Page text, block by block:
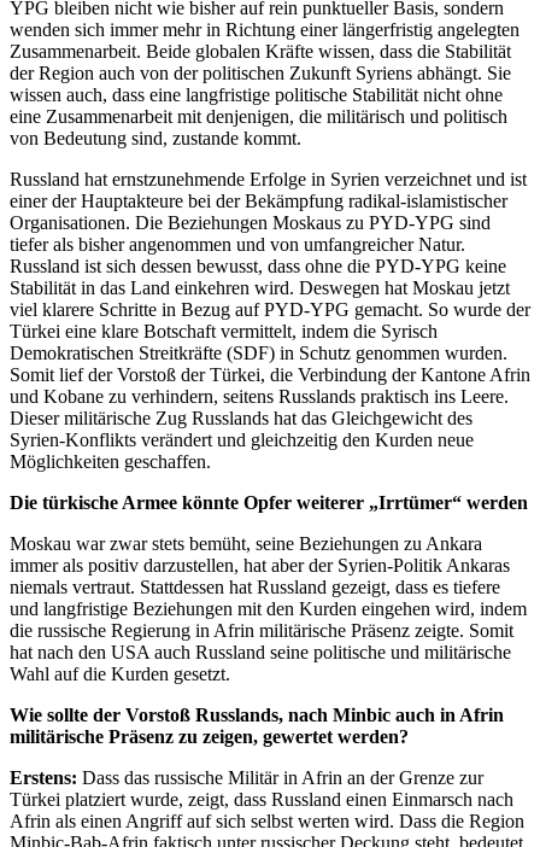
YPG bleiben nicht wie bisher auf rein punktueller Basis, sondern
wenden sich immer mehr in Richtung einer längerfristig angelegten
Zusammenarbeit. Beide globalen Kräfte wissen, dass die Stabilität
der Region auch von der politischen Zukunft Syriens abhängt. Sie
wissen auch, dass eine langfristige politische Stabilität nicht ohne
eine Zusammenarbeit mit denjenigen, die militärisch und politisch
von Bedeutung sind, zustande kommt.
Russland hat ernstzunehmende Erfolge in Syrien verzeichnet und ist
einer der Hauptakteure bei der Bekämpfung radikal-islamistischer
Organisationen. Die Beziehungen Moskaus zu PYD-YPG sind
tiefer als bisher angenommen und von umfangreicher Natur.
Russland ist sich dessen bewusst, dass ohne die PYD-YPG keine
Stabilität in das Land einkehren wird. Deswegen hat Moskau jetzt
viel klarere Schritte in Bezug auf PYD-YPG gemacht. So wurde der
Türkei eine klare Botschaft vermittelt, indem die Syrisch
Demokratischen Streitkräfte (SDF) in Schutz genommen wurden.
Somit lief der Vorstoß der Türkei, die Verbindung der Kantone Afrin
und Kobane zu verhindern, seitens Russlands praktisch ins Leere.
Dieser militärische Zug Russlands hat das Gleichgewicht des
Syrien-Konflikts verändert und gleichzeitig den Kurden neue
Möglichkeiten geschaffen.
Die türkische Armee könnte Opfer weiterer „Irrtümer“ werden
Moskau war zwar stets bemüht, seine Beziehungen zu Ankara
immer als positiv darzustellen, hat aber der Syrien-Politik Ankaras
niemals vertraut. Stattdessen hat Russland gezeigt, dass es tiefere
und langfristige Beziehungen mit den Kurden eingehen wird, indem
die russische Regierung in Afrin militärische Präsenz zeigte. Somit
hat nach den USA auch Russland seine politische und militärische
Wahl auf die Kurden gesetzt.
Wie sollte der Vorstoß Russlands, nach Minbic auch in Afrin
militärische Präsenz zu zeigen, gewertet werden?
Erstens: Dass das russische Militär in Afrin an der Grenze zur
Türkei platziert wurde, zeigt, dass Russland einen Einmarsch nach
Afrin als einen Angriff auf sich selbst werten wird. Dass die Region
Minbic-Bab-Afrin faktisch unter russischer Deckung steht, bedeutet,